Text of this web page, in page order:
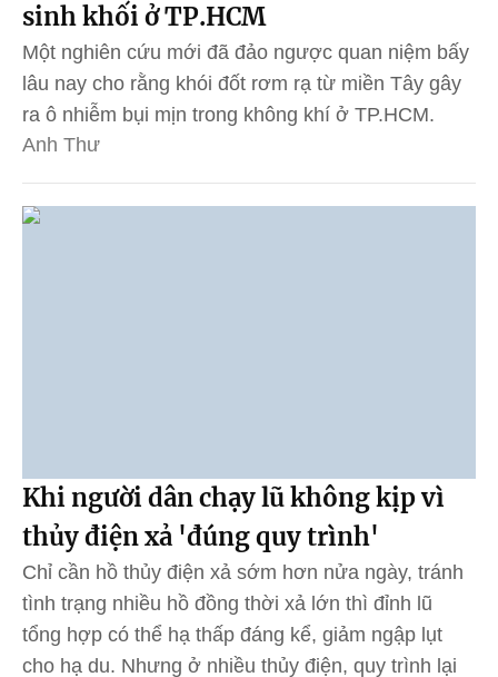
sinh khối ở TP.HCM
Một nghiên cứu mới đã đảo ngược quan niệm bấy
lâu nay cho rằng khói đốt rơm rạ từ miền Tây gây
ra ô nhiễm bụi mịn trong không khí ở TP.HCM.
Anh Thư
Khi người dân chạy lũ không kịp vì
thủy điện xả 'đúng quy trình'
Chỉ cần hồ thủy điện xả sớm hơn nửa ngày, tránh
tình trạng nhiều hồ đồng thời xả lớn thì đỉnh lũ
tổng hợp có thể hạ thấp đáng kể, giảm ngập lụt
cho hạ du. Nhưng ở nhiều thủy điện, quy trình lại